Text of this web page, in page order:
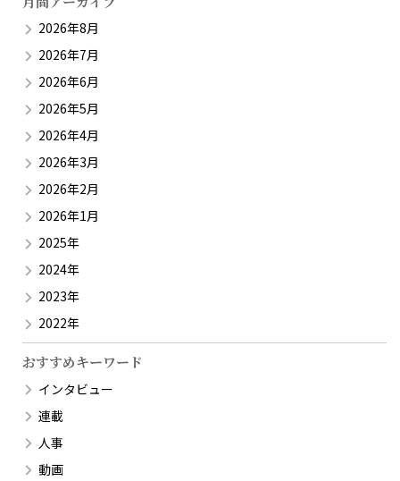
2026年8月
2026年7月
2026年6月
2026年5月
2026年4月
2026年3月
2026年2月
2026年1月
2025年
2024年
2023年
2022年
おすすめキーワード
インタビュー
連載
人事
動画